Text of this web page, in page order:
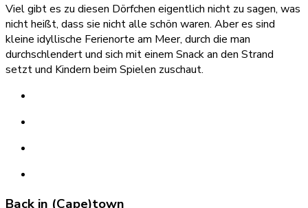
Viel gibt es zu diesen Dörfchen eigentlich nicht zu sagen, was
nicht heißt, dass sie nicht alle schön waren. Aber es sind
kleine idyllische Ferienorte am Meer, durch die man
durchschlendert und sich mit einem Snack an den Strand
setzt und Kindern beim Spielen zuschaut.
Back in (Cape)town